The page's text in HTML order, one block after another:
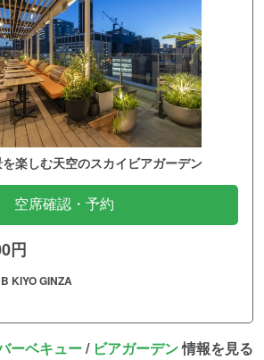
を楽しむ天空のスカイビアガーデン
空席確認・予約
円
KIYO GINZA
ーベキュー/ ビアガーデン情報を見る